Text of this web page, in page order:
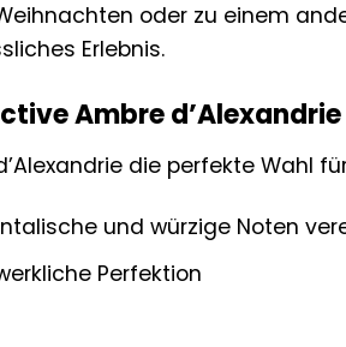
oder zu einem
Erlebnis.
Ambre
die perfekte Wahl
und würzige Noten
Perfektion